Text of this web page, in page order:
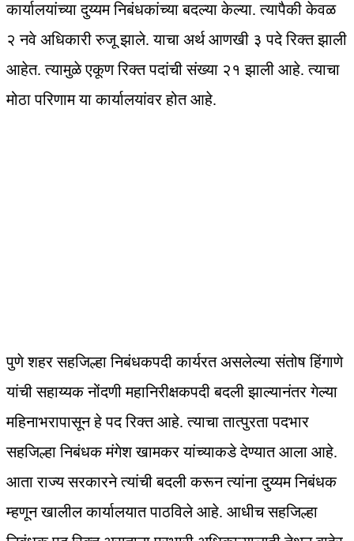
कार्यालयांच्या दुय्यम निबंधकांच्या बदल्या केल्या. त्यापैकी केवळ
२ नवे अधिकारी रुजू झाले. याचा अर्थ आणखी ३ पदे रिक्त झाली
आहेत. त्यामुळे एकूण रिक्त पदांची संख्या २१ झाली आहे. त्याचा
मोठा परिणाम या कार्यालयांवर होत आहे.
पुणे शहर सहजिल्हा निबंधकपदी कार्यरत असलेल्या संतोष हिंगाणे
यांची सहाय्यक नोंदणी महानिरीक्षकपदी बदली झाल्यानंतर गेल्या
महिनाभरापासून हे पद रिक्त आहे. त्याचा तात्पुरता पदभार
सहजिल्हा निबंधक मंगेश खामकर यांच्याकडे देण्यात आला आहे.
आता राज्य सरकारने त्यांची बदली करून त्यांना दुय्यम निबंधक
म्हणून खालील कार्यालयात पाठविले आहे. आधीच सहजिल्हा